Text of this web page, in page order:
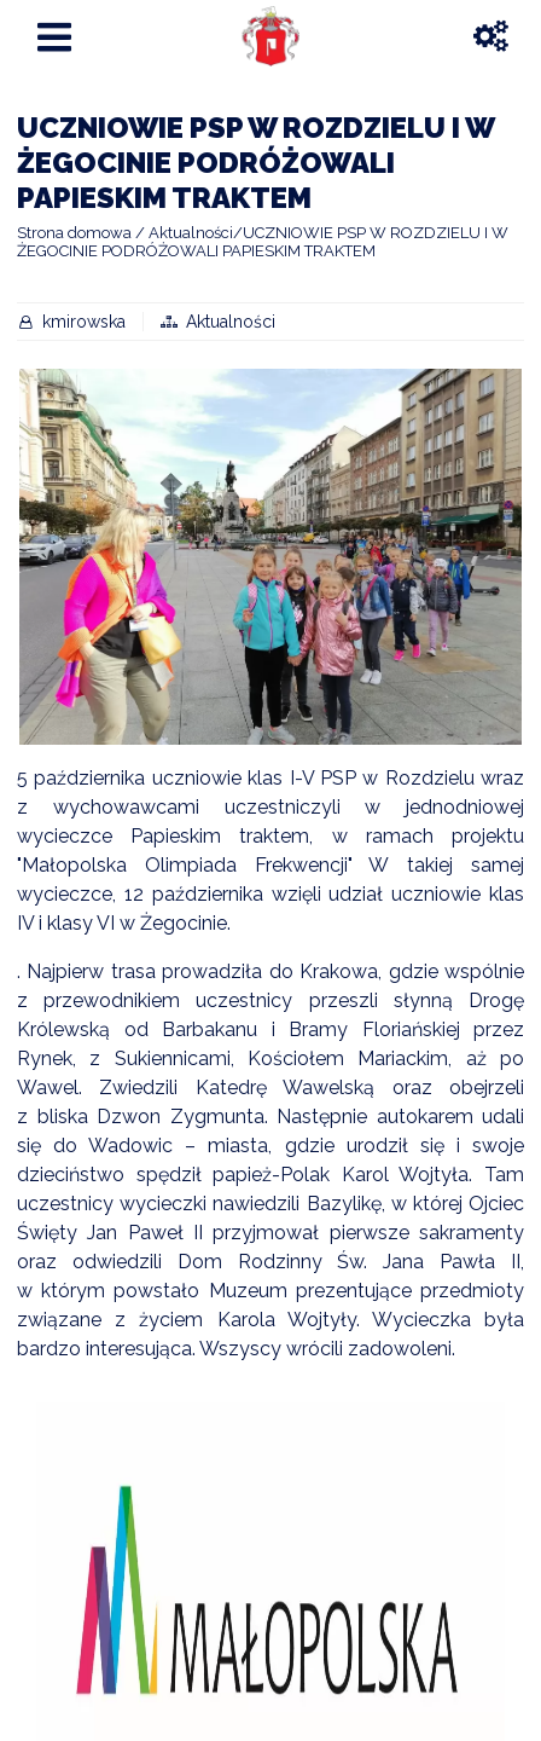
OBSŁUGI
CZYSTE POWIETRZE
EWIDENCJA EMISYJNOŚCI BUDYNKÓW (CEEB)
UCZNIOWIE PSP W ROZDZIELU I W
ŻEGOCINIE PODRÓŻOWALI
PAPIESKIM TRAKTEM
Strona domowa Aktualności
UCZNIOWIE PSP W ROZDZIELU I W
ŻEGOCINIE PODRÓŻOWALI PAPIESKIM TRAKTEM
kmirowska Aktualności
5 października uczniowie klas I-V PSP w Rozdzielu wraz
z wychowawcami uczestniczyli w jednodniowej
wycieczce Papieskim traktem, w ramach projektu
"Małopolska Olimpiada Frekwencji" W takiej samej
wycieczce, 12 października wzięli udział uczniowie klas
IV i klasy VI w Żegocinie.
. Najpierw trasa prowadziła do Krakowa, gdzie wspólnie
z przewodnikiem uczestnicy przeszli słynną Drogę
Królewską od Barbakanu i Bramy Floriańskiej przez
Rynek, z Sukiennicami, Kościołem Mariackim, aż po
Wawel. Zwiedzili Katedrę Wawelską oraz obejrzeli
z bliska Dzwon Zygmunta. Następnie autokarem udali
się do Wadowic – miasta, gdzie urodził się i swoje
dzieciństwo spędził papież-Polak Karol Wojtyła. Tam
uczestnicy wycieczki nawiedzili Bazylikę, w której Ojciec
Święty Jan Paweł II przyjmował pierwsze sakramenty
oraz odwiedzili Dom Rodzinny Św. Jana Pawła II,
w którym powstało Muzeum prezentujące przedmioty
związane z życiem Karola Wojtyły. Wycieczka była
bardzo interesująca. Wszyscy wrócili zadowoleni.